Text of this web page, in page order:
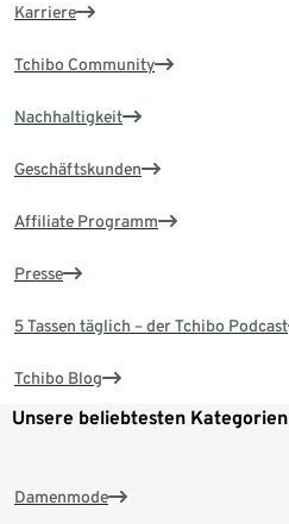
Karriere
Tchibo Community
Nachhaltigkeit
Geschäftskunden
Affiliate Programm
Presse
5 Tassen täglich – der Tchibo Podcast
Tchibo Blog
Unsere beliebtesten Kategorien
Damenmode